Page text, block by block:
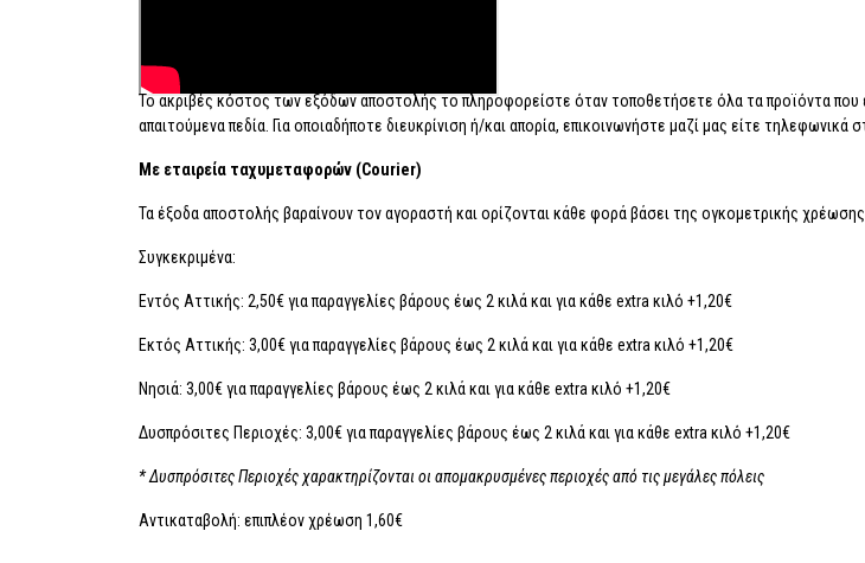
Το ακριβές κόστος των εξόδων αποστολής το πληροφορείστε όταν τοποθετήσετε όλα τα προϊόντα που
απαιτούμενα πεδία. Για οποιαδήποτε διευκρίνιση ή/και απορία, επικοινωνήστε μαζί μας είτε
Με εταιρεία ταχυμεταφορών (Courier)
Τα έξοδα αποστολής βαραίνουν τον αγοραστή και ορίζονται κάθε φορά βάσει της ογκομετρικής χρέωσης
Συγκεκριμένα:
Εντός Αττικής: 2,50€ για παραγγελίες βάρους έως 2 κιλά και για κάθε extra κιλό +1,20€
Εκτός Αττικής: 3,00€ για παραγγελίες βάρους έως 2 κιλά και για κάθε extra κιλό +1,20€
Νησιά: 3,00€ για παραγγελίες βάρους έως 2 κιλά και για κάθε extra κιλό +1,20€
Δυσπρόσιτες Περιοχές: 3,00€ για παραγγελίες βάρους έως 2 κιλά και για κάθε extra κιλό +1,20€
* Δυσπρόσιτες Περιοχές χαρακτηρίζονται οι απομακρυσμένες περιοχές από τις μεγάλες πόλεις
Αντικαταβολή: επιπλέον χρέωση 1,60€